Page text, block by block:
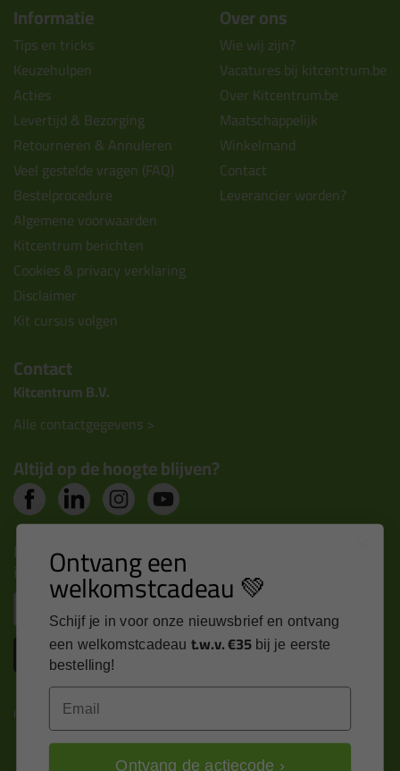
Informatie
Tips en tricks
Keuzehulpen
Acties
Levertijd & Bezorging
Retourneren & Annuleren
Veel gestelde vragen (FAQ)
Bestelprocedure
Algemene voorwaarden
Kitcentrum berichten
Cookies & privacy verklaring
Disclaimer
Kit cursus volgen
Over ons
Wie wij zijn?
Vacatures bij kitcentrum.be
Over Kitcentrum.be
Maatschappelijk
Winkelmand
Contact
Leverancier worden?
Contact
Kitcentrum B.V.
Alle contactgegevens >
Altijd op de hoogte blijven?
Nieuws, tips en exclusieve deals rechtstreeks in je
inbox
Inschrijven
Kitcentrum is trots op:
Ontvang een
welkomstcadeau 💚
Schijf je in voor onze nieuwsbrief en ontvang
een welkomstcadeau t.w.v. €35 bij je eerste
bestelling!
Email
Ontvang de actiecode ›